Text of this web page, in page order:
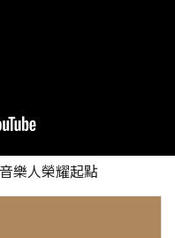
樂人榮耀起點